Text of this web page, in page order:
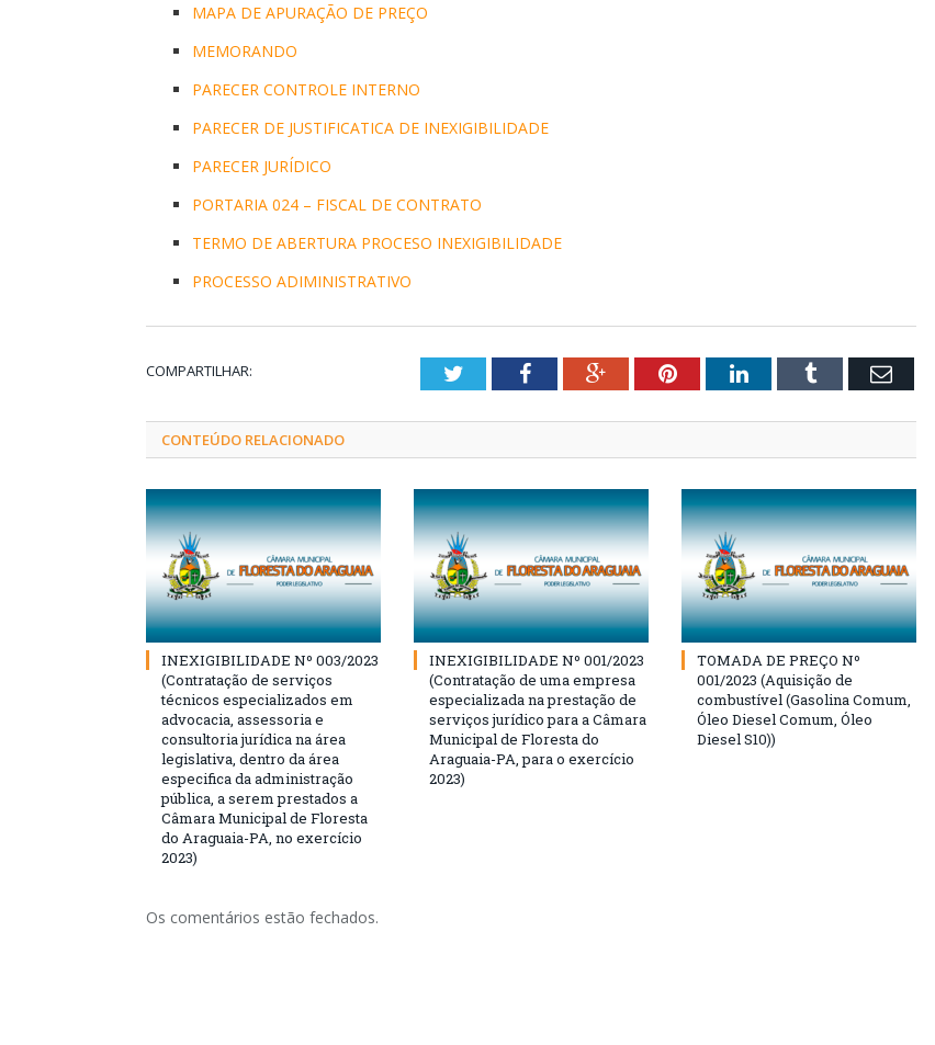
MAPA DE APURAÇÃO DE PREÇO
MEMORANDO
PARECER CONTROLE INTERNO
PARECER DE JUSTIFICATICA DE INEXIGIBILIDADE
PARECER JURÍDICO
PORTARIA 024 – FISCAL DE CONTRATO
TERMO DE ABERTURA PROCESO INEXIGIBILIDADE
PROCESSO ADIMINISTRATIVO
COMPARTILHAR: TwitterFacebookGoogle+PinterestLinkedInTumblr Email
CONTEÚDO RELACIONADO
INEXIGIBILIDADE Nº 003/2023
(Contratação de serviços
técnicos especializados em
advocacia, assessoria e
consultoria jurídica na área
legislativa, dentro da área
especifica da administração
pública, a serem prestados a
Câmara Municipal de Floresta
do Araguaia-PA, no exercício
2023)
INEXIGIBILIDADE Nº 001/2023
(Contratação de uma empresa
especializada na prestação de
serviços jurídico para a Câmara
Municipal de Floresta do
Araguaia-PA, para o exercício
2023)
TOMADA DE PREÇO Nº
001/2023 (Aquisição de
combustível (Gasolina Comum,
Óleo Diesel Comum, Óleo
Diesel S10))
Os comentários estão fechados.